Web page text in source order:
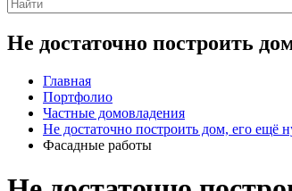
Не достаточно построить
Главная
Портфолио
Частные домовладения
Не достаточно построить дом, его ещё
Фасадные работы